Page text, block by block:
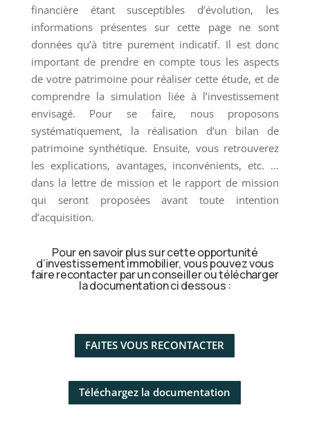
financière étant susceptibles d’évolution, les
informations présentes sur cette page ne sont
données qu’à titre purement indicatif. Il est donc
important de prendre en compte tous les aspects
de votre patrimoine pour réaliser cette étude, et de
comprendre la simulation liée à l’investissement
envisagé. Pour se faire, nous proposons
systématiquement, la réalisation d’un bilan de
patrimoine synthétique. Ensuite, vous retrouverez
les explications, avantages, inconvénients, etc. …
dans la lettre de mission et le rapport de mission
qui seront proposées avant toute intention
d’acquisition.
Pour en savoir plus sur cette opportunité
d’investissement immobilier, vous pouvez vous
faire recontacter par un conseiller ou télécharger
la documentation ci dessous :
FAITES VOUS RECONTACTER
Téléchargez la documentation